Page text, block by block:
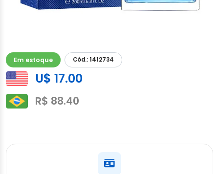
Em estoque Cód.: 1412734
U$ 17.00
R$ 88.40